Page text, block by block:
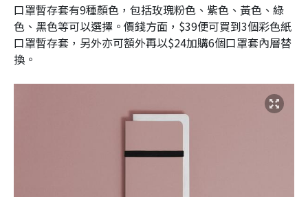
口罩暫存套有9種顏色，包括玫瑰粉色、紫色、黃色、綠
色、黑色等可以選擇。價錢方面，$39便可買到3個彩色紙
口罩暫存套，另外亦可額外再以$24加購6個口罩套內層替
換。